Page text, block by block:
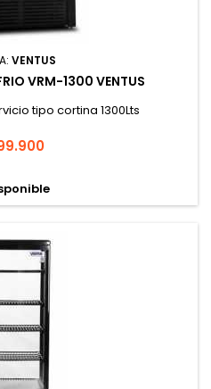
VENTUS
VRM-1300 VENTUS
tipo cortina 1300Lts